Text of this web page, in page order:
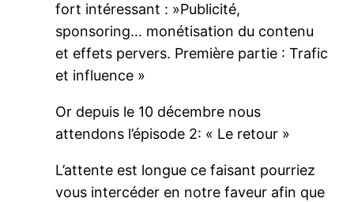
fort intéressant : »Publicité,
sponsoring… monétisation du contenu
et effets pervers. Première partie : Trafic
et influence »
Or depuis le 10 décembre nous
attendons l’épisode 2: « Le retour »
L’attente est longue ce faisant pourriez
vous intercéder en notre faveur afin que